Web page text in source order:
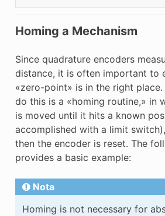
Homing a Mechanism
Since quadrature encoders
distance, it is often important to
«zero-point» is in the right
do this is a «homing routine,» in
is moved until it hits a known
accomplished with a limit
then the encoder is reset. The
provides a basic example:
Nota
Homing is not necessary for